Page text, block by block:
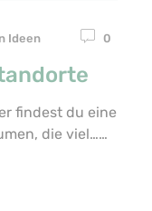
Ideen 0
findest du eine
die viel…